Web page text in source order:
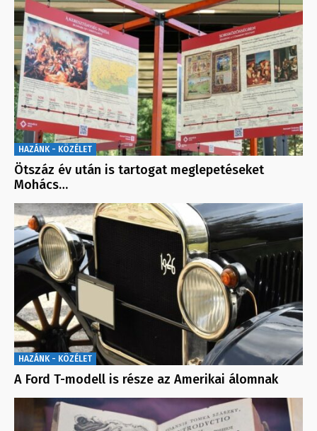
HAZÁNK - KÖZÉLET
Ötszáz év után is tartogat meglepetéseket
Mohács…
HAZÁNK - KÖZÉLET
A Ford T-modell is része az Amerikai álomnak